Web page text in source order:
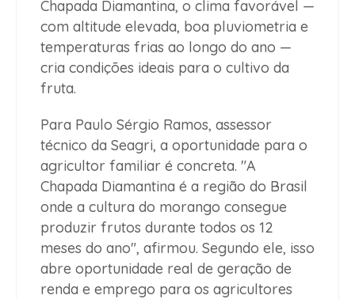
Chapada Diamantina, o clima favorável —
com altitude elevada, boa pluviometria e
temperaturas frias ao longo do ano —
cria condições ideais para o cultivo da
fruta.
Para Paulo Sérgio Ramos, assessor
técnico da Seagri, a oportunidade para o
agricultor familiar é concreta. "A
Chapada Diamantina é a região do Brasil
onde a cultura do morango consegue
produzir frutos durante todos os 12
meses do ano", afirmou. Segundo ele, isso
abre oportunidade real de geração de
renda e emprego para os agricultores